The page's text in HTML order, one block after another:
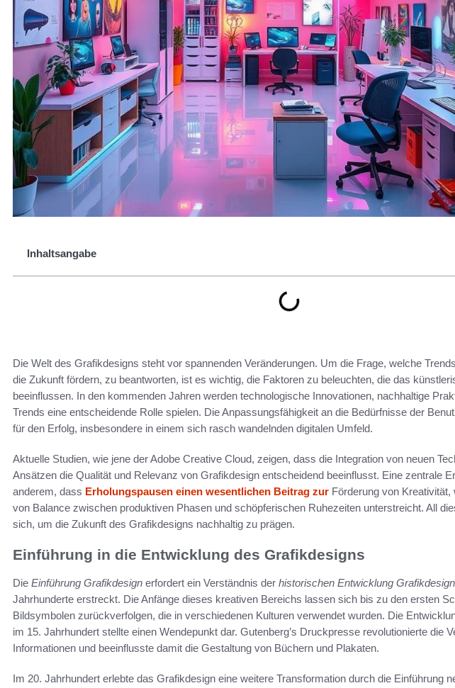
Inhaltsangabe
Die Welt des Grafikdesigns steht vor spannenden Veränderungen. Um die Frage, welche
die Zukunft fördern, zu beantworten, ist es wichtig, die Faktoren zu beleuchten, die das
beeinflussen. In den kommenden Jahren werden technologische Innovationen, nachhaltige
Trends eine entscheidende Rolle spielen. Die Anpassungsfähigkeit an die Bedürfnisse der
für den Erfolg, insbesondere in einem sich rasch wandelnden digitalen Umfeld.
Aktuelle Studien, wie jene der Adobe Creative Cloud, zeigen, dass die Integration von neuen
Ansätzen die Qualität und Relevanz von Grafikdesign entscheidend beeinflusst. Eine zentrale
anderem, dass Erholungspausen einen wesentlichen Beitrag zur Förderung von
von Balance zwischen produktiven Phasen und schöpferischen Ruhezeiten unterstreicht. All
sich, um die Zukunft des Grafikdesigns nachhaltig zu prägen.
Einführung in die Entwicklung des Grafikdesigns
Die Einführung Grafikdesign erfordert ein Verständnis der historischen Entwicklung Grafikdesign
Jahrhunderte erstreckt. Die Anfänge dieses kreativen Bereichs lassen sich bis zu den ersten
Bildsymbolen zurückverfolgen, die in verschiedenen Kulturen verwendet wurden. Die
im 15. Jahrhundert stellte einen Wendepunkt dar. Gutenberg’s Druckpresse revolutionierte die
Informationen und beeinflusste damit die Gestaltung von Büchern und Plakaten.
Im 20. Jahrhundert erlebte das Grafikdesign eine weitere Transformation durch die Einführung